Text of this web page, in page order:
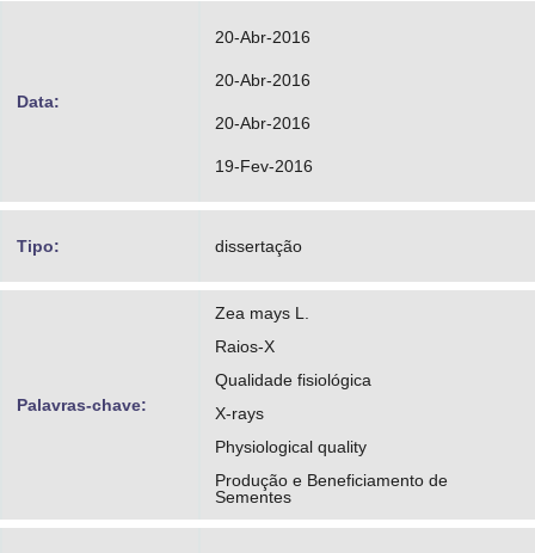
Data:
20-Abr-2016
20-Abr-2016
20-Abr-2016
19-Fev-2016
Tipo: dissertação
Palavras-chave:
Zea mays L.
Raios-X
Qualidade fisiológica
X-rays
Physiological quality
Produção e Beneficiamento de
Sementes